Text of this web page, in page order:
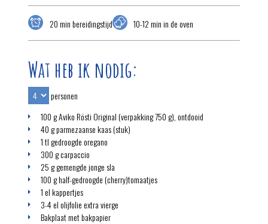
20 min bereidingstijd 10-12 min in de oven
Wat heb ik nodig:
personen
100 g Aviko Rösti Original (verpakking 750 g), ontdooid
40 g parmezaanse kaas (stuk)
1 tl gedroogde oregano
300 g carpaccio
25 g gemengde jonge sla
100 g half-gedroogde (cherry)tomaatjes
1 el kappertjes
3-4 el olijfolie extra vierge
Bakplaat met bakpapier